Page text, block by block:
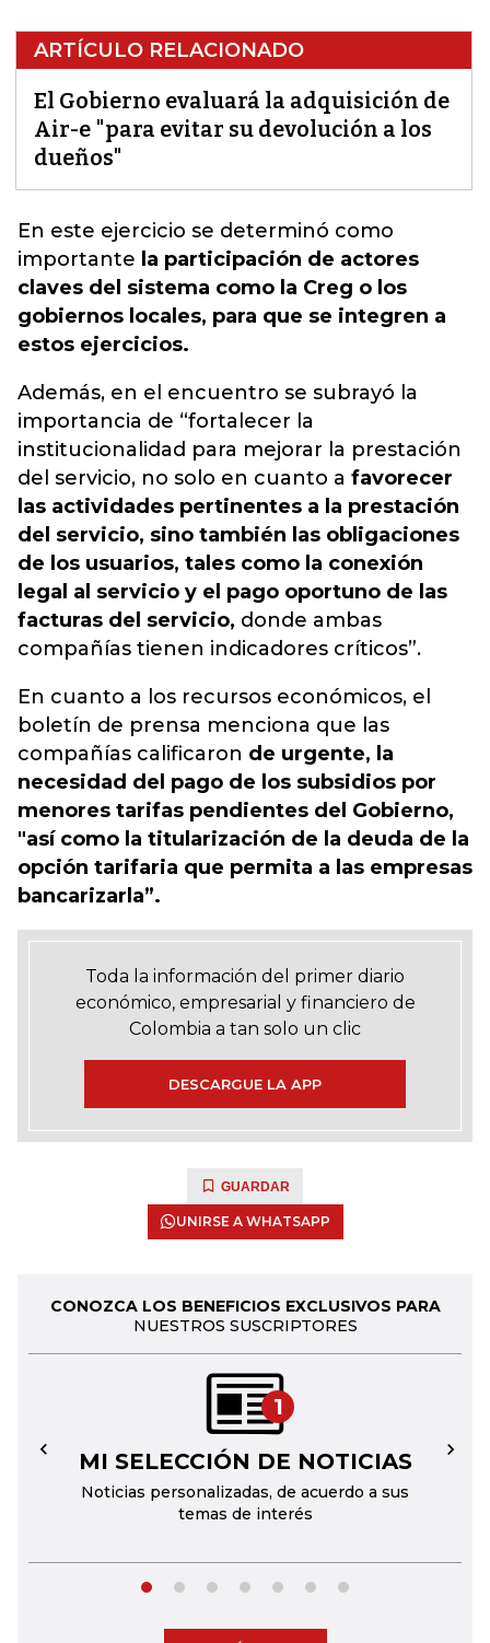
ARTÍCULO RELACIONADO
El Gobierno evaluará la adquisición de
Air-e "para evitar su devolución a los
dueños"
En este ejercicio se determinó como
importante la participación de actores
claves del sistema como la Creg o los
gobiernos locales, para que se integren a
estos ejercicios.
Además, en el encuentro se subrayó la
importancia de “fortalecer la
institucionalidad para mejorar la prestación
del servicio, no solo en cuanto a favorecer
las actividades pertinentes a la prestación
del servicio, sino también las obligaciones
de los usuarios, tales como la conexión
legal al servicio y el pago oportuno de las
facturas del servicio, donde ambas
compañías tienen indicadores críticos”.
En cuanto a los recursos económicos, el
boletín de prensa menciona que las
compañías calificaron de urgente, la
necesidad del pago de los subsidios por
menores tarifas pendientes del Gobierno,
"así como la titularización de la deuda de la
opción tarifaria que permita a las empresas
bancarizarla”.
Toda la información del primer diario
económico, empresarial y financiero de
Colombia a tan solo un clic
DESCARGUE LA APP
GUARDAR
UNIRSE A WHATSAPP
CONOZCA LOS BENEFICIOS EXCLUSIVOS PARA
NUESTROS SUSCRIPTORES
1
MI SELECCIÓN DE NOTICIAS
Noticias personalizadas, de acuerdo a sus
temas de interés
← →